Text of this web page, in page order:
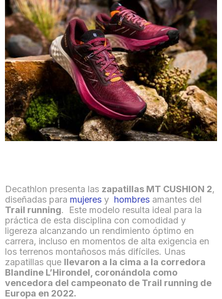
Decathlon presenta las zapatillas MT CUSHION 2,
diseñadas para mujeres y hombres amantes del
Trail running. Este modelo resulta ideal para la
práctica de esta disciplina con comodidad y
ligereza alcanzando un rendimiento óptimo en
carrera, incluso en momentos de alta exigencia en
los terrenos montañosos más difíciles. Unas
zapatillas que llevaron a la cima a la corredora
Blandine L’Hirondel, coronándola como
vencedora del campeonato de Trail running de
Europa en 2022.